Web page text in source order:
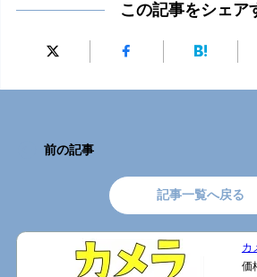
この記事をシェア
前の記事
記事一覧へ戻る
カ
価